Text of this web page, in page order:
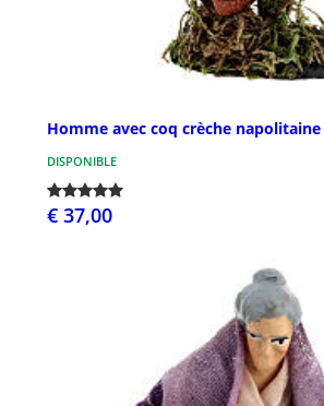
Homme avec coq crèche napolitaine
DISPONIBLE
€ 37,00